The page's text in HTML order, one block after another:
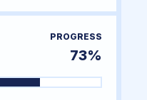
PROGRESS
73%